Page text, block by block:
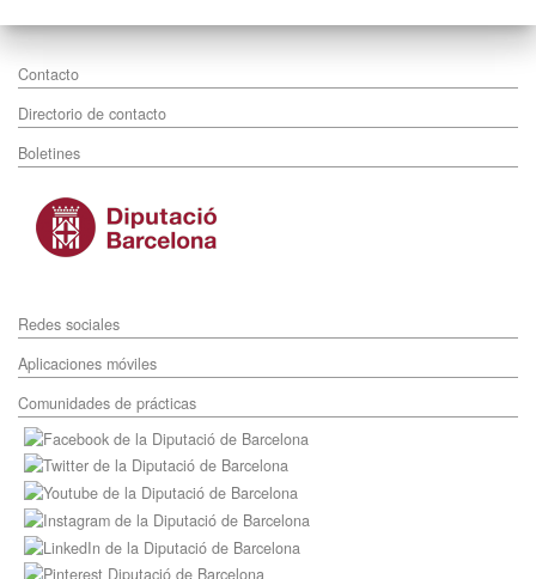
Contacto
Directorio de contacto
Boletines
Redes sociales
Aplicaciones móviles
Comunidades de prácticas